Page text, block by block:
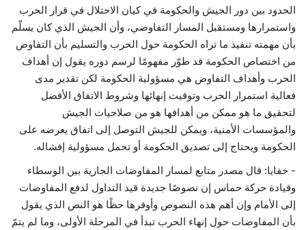
الحدود بين دور الجيش والحكومة في كيان الاحتلال في قرار الحرب
واستمرارها ومستقبل المسار التفاوضي، وأن الجيش الذي كان يسلّم
بأن مهمته تنفيذ ما تراه الحكومة حول الحرب والتسليم بأن التفاوض
من اختصاص الحكومة قد طوّر مفهومًا لرسم دوره يقول إن أهداف
الحرب وأهداف التفاوض هي مسؤولية الحكومة لكن تقدير مدى
فعالية استمرار الحرب وتوقيت إنهائها وشروط الاتفاق الأفضل
لتحقيق ما هو ممكن من أهدافها هو من صلاحيات الجيش
والمؤسسات الأمنية، ويمكن للجيش التوصل إلى اتفاق يعرضه على
الحكومة ويحتاج إلى تصديق الحكومة أو تحمل مسؤولية إفشاله.
- خفايا: قال مصدر متابع لمسار المفاوضات الجارية بين الوسطاء
وقيادة حركة حماس إن نصوصًا جديدة قيد التداول لدفع المفاوضات
إلى الأمام وإن أهم هذه النصوص وأوفرها حظًا هو النص الذي يقول
بأن المفاوضات حول إنهاء الحرب تبدأ في المرحلة الأولى، وما لم يتمّ